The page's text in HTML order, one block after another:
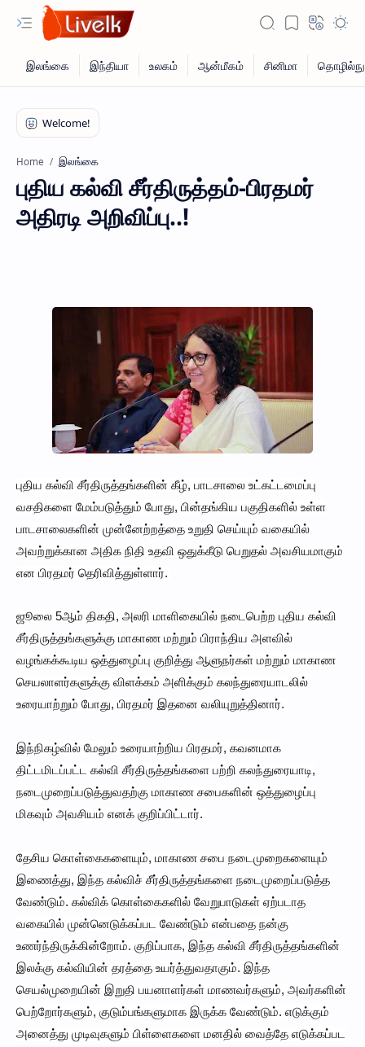
Home இலங்கை
புதிய கல்வி சீர்திருத்தம்-பிரதமர்
அதிரடி அறிவிப்பு..!
புதிய கல்வி சீர்திருத்தங்களின் கீழ், பாடசாலை உட்கட்டமைப்பு
வசதிகளை மேம்படுத்தும் போது, பின்தங்கிய பகுதிகளில் உள்ள
பாடசாலைகளின் முன்னேற்றத்தை உறுதி செய்யும் வகையில்
அவற்றுக்கான அதிக நிதி உதவி ஒதுக்கீடு பெறுதல் அவசியமாகும்
என பிரதமர் தெரிவித்துள்ளார்.
ஜூலை 5ஆம் திகதி, அலரி மாளிகையில் நடைபெற்ற புதிய கல்வி
சீர்திருத்தங்களுக்கு மாகாண மற்றும் பிராந்திய அளவில்
வழங்கக்கூடிய ஒத்துழைப்பு குறித்து ஆளுநர்கள் மற்றும் மாகாண
செயலாளர்களுக்கு விளக்கம் அளிக்கும் கலந்துரையாடலில்
உரையாற்றும் போது, பிரதமர் இதனை வலியுறுத்தினார்.
இந்நிகழ்வில் மேலும் உரையாற்றிய பிரதமர், கவனமாக
திட்டமிடப்பட்ட கல்வி சீர்திருத்தங்களை பற்றி கலந்துரையாடி,
நடைமுறைப்படுத்துவதற்கு மாகாண சபைகளின் ஒத்துழைப்பு
மிகவும் அவசியம் எனக் குறிப்பிட்டார்.
தேசிய கொள்கைகளையும், மாகாண சபை நடைமுறைகளையும்
இணைத்து, இந்த கல்விச் சீர்திருத்தங்களை நடைமுறைப்படுத்த
வேண்டும். கல்விக் கொள்கைகளில் வேறுபாடுகள் ஏற்படாத
வகையில் முன்னெடுக்கப்பட வேண்டும் என்பதை நன்கு
உணர்ந்திருக்கின்றோம். குறிப்பாக, இந்த கல்வி சீர்திருத்தங்களின்
இலக்கு கல்வியின் தரத்தை உயர்த்துவதாகும். இந்த
செயல்முறையின் இறுதி பயனாளர்கள் மாணவர்களும், அவர்களின்
பெற்றோர்களும், குடும்பங்களுமாக இருக்க வேண்டும். எடுக்கும்
அனைத்து முடிவுகளும் பிள்ளைகளை மனதில் வைத்தே எடுக்கப்பட